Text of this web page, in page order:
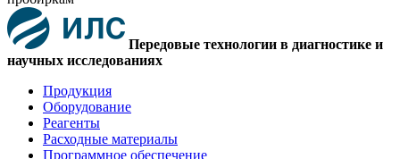
Передовые технологии в диагностике и
научных исследованиях
Продукция
Оборудование
Реагенты
Расходные материалы
Программное обеспечение